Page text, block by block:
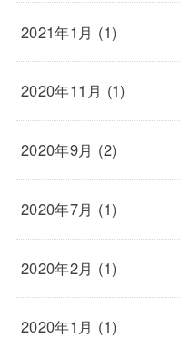
2021年1月 (1)
2020年11月 (1)
2020年9月 (2)
2020年7月 (1)
2020年2月 (1)
2020年1月 (1)